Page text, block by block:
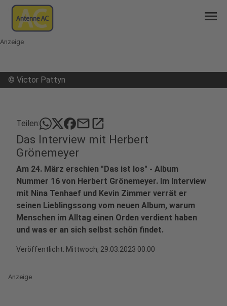
menu
Anzeige
© Victor Pattyn
Teilen: mailopen_in_new
Das Interview mit Herbert
Grönemeyer
Am 24. März erschien "Das ist los" - Album
Nummer 16 von Herbert Grönemeyer. Im Interview
mit Nina Tenhaef und Kevin Zimmer verrät er
seinen Lieblingssong vom neuen Album, warum
Menschen im Alltag einen Orden verdient haben
und was er an sich selbst schön findet.
Veröffentlicht: Mittwoch, 29.03.2023 00:00
Anzeige